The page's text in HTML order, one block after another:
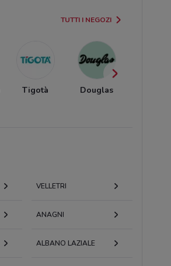
TUTTI I NEGOZI
Tigotà Douglas
VELLETRI
ANAGNI
ALBANO LAZIALE